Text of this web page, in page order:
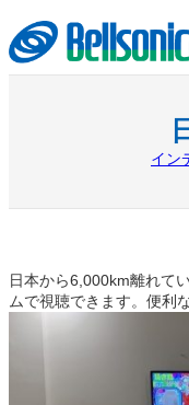
容
を
ス
イン
日本から6,000km離れて
ムで視聴できます。便利